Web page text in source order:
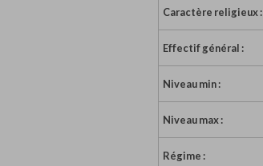
Caractère religieux :
Effectif général :
Niveau min :
Niveau max :
Régime :